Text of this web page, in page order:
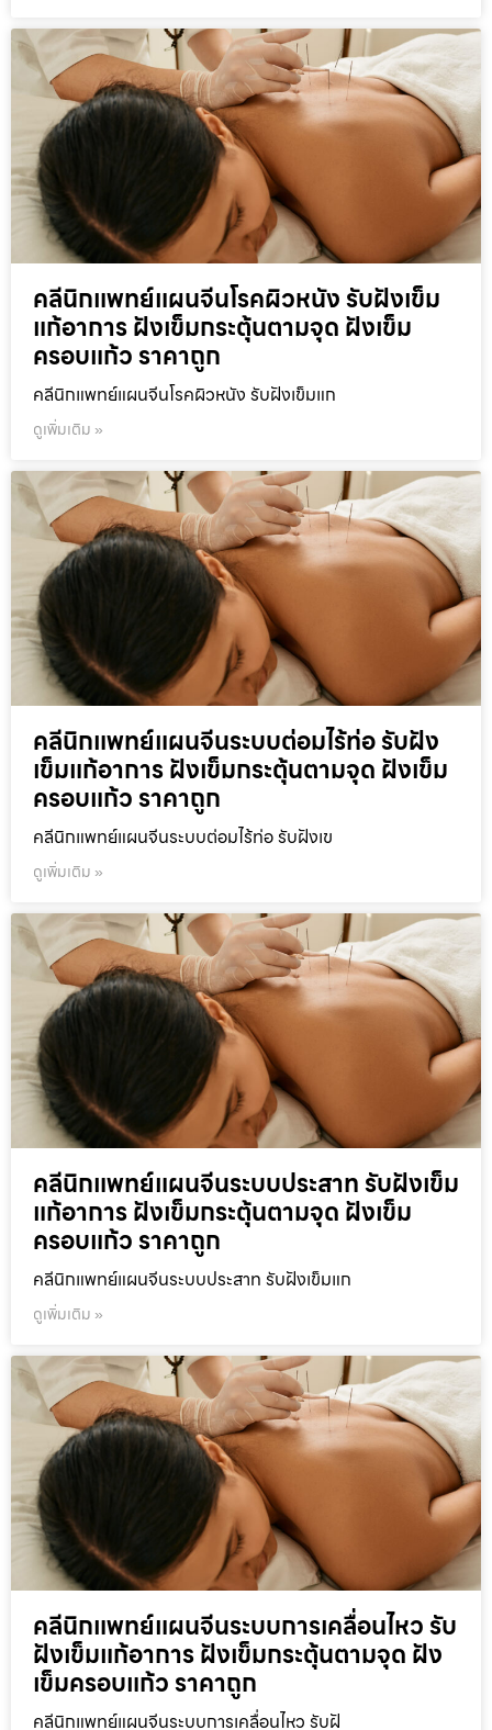
คลีนิกแพทย์แผนจีนโรคผิวหนัง รับฝังเข็ม
แก้อาการ ฝังเข็มกระตุ้นตามจุด ฝังเข็ม
ครอบแก้ว ราคาถูก
คลีนิกแพทย์แผนจีนโรคผิวหนัง รับฝังเข็มแก
ดูเพิ่มเติม »
คลีนิกแพทย์แผนจีนระบบต่อมไร้ท่อ รับฝัง
เข็มแก้อาการ ฝังเข็มกระตุ้นตามจุด ฝังเข็ม
ครอบแก้ว ราคาถูก
คลีนิกแพทย์แผนจีนระบบต่อมไร้ท่อ รับฝังเข
ดูเพิ่มเติม »
คลีนิกแพทย์แผนจีนระบบประสาท รับฝังเข็ม
แก้อาการ ฝังเข็มกระตุ้นตามจุด ฝังเข็ม
ครอบแก้ว ราคาถูก
คลีนิกแพทย์แผนจีนระบบประสาท รับฝังเข็มแก
ดูเพิ่มเติม »
คลีนิกแพทย์แผนจีนระบบการเคลื่อนไหว รับ
ฝังเข็มแก้อาการ ฝังเข็มกระตุ้นตามจุด ฝัง
เข็มครอบแก้ว ราคาถูก
คลีนิกแพทย์แผนจีนระบบการเคลื่อนไหว รับฝั